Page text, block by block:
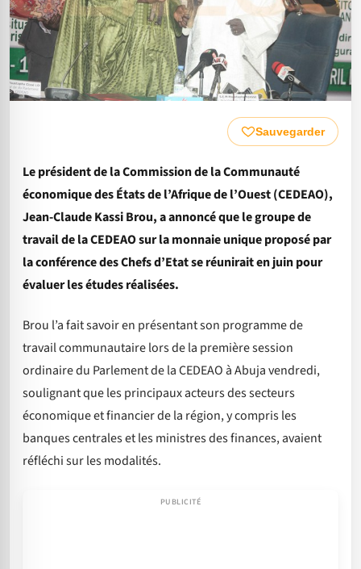
Sauvegarder
Le président de la Commission de la Communauté
économique des États de l’Afrique de l’Ouest (CEDEAO),
Jean-Claude Kassi Brou, a annoncé que le groupe de
travail de la CEDEAO sur la monnaie unique proposé par
la conférence des Chefs d’Etat se réunirait en juin pour
évaluer les études réalisées.
Brou l’a fait savoir en présentant son programme de
travail communautaire lors de la première session
ordinaire du Parlement de la CEDEAO à Abuja vendredi,
soulignant que les principaux acteurs des secteurs
économique et financier de la région, y compris les
banques centrales et les ministres des finances, avaient
réfléchi sur les modalités.